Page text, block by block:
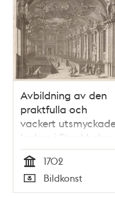
Avbildning av den
praktfulla och
vackert
kyrkan i Stockholms
slott
Tid
1702
Typ
Bildkonst